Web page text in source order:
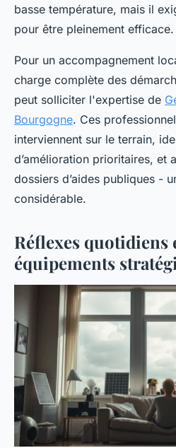
basse température, mais il
pour être pleinement efficace.
Pour un accompagnement
charge complète des
peut solliciter l'expertise de
Bourgogne. Ces
interviennent sur le terrain,
d’amélioration prioritaires, et
dossiers d’aides publiques -
considérable.
Réflexes quotidiens
équipements